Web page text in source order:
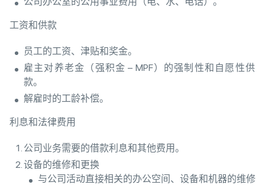
工资和供款
员工的工资、津贴和奖金。
雇主对养老金（强积金 – MPF）的强制性和自愿性供
款。
解雇时的工龄补偿。
利息和法律费用
公司业务需要的借款利息和其他费用。
设备的维修和更换
与公司活动直接相关的办公空间、设备和机器的维修